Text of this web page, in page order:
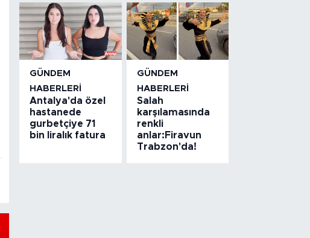
GÜNDEM
HABERLERI
Antalya'da özel
hastanede
gurbetçiye 71
bin liralık fatura
GÜNDEM
HABERLERI
Salah
karşılamasında
renkli
anlar:Firavun
Trabzon'da!